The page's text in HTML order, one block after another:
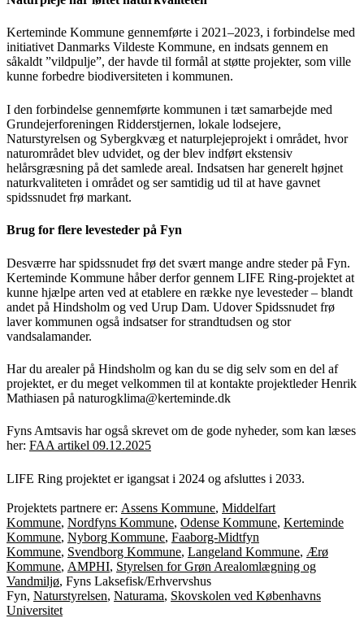
Kerteminde Kommune gennemførte i 2021–2023, i forbindelse med
initiativet Danmarks Vildeste Kommune, en indsats gennem en
såkaldt ”vildpulje”, der havde til formål at støtte projekter, som ville
kunne forbedre biodiversiteten i kommunen.
I den forbindelse gennemførte kommunen i tæt samarbejde med
Grundejerforeningen Ridderstjernen, lokale lodsejere,
Naturstyrelsen og Sybergkvæg et naturplejeprojekt i området, hvor
naturområdet blev udvidet, og der blev indført ekstensiv
helårsgræsning på det samlede areal. Indsatsen har generelt højnet
naturkvaliteten i området og ser samtidig ud til at have gavnet
spidssnudet frø markant.
Brug for flere levesteder på Fyn
Desværre har spidssnudet frø det svært mange andre steder på Fyn.
Kerteminde Kommune håber derfor gennem LIFE Ring-projektet at
kunne hjælpe arten ved at etablere en række nye levesteder – blandt
andet på Hindsholm og ved Urup Dam. Udover Spidssnudet frø
laver kommunen også indsatser for strandtudsen og stor
vandsalamander.
Har du arealer på Hindsholm og kan du se dig selv som en del af
projektet, er du meget velkommen til at kontakte projektleder Henrik
Mathiasen på naturogklima@kerteminde.dk
Fyns Amtsavis har også skrevet om de gode nyheder, som kan læses
her: FAA artikel 09.12.2025
LIFE Ring projektet er igangsat i 2024 og afsluttes i 2033.
Projektets partnere er: Assens Kommune, Middelfart
Kommune, Nordfyns Kommune, Odense Kommune, Kerteminde
Kommune, Nyborg Kommune, Faaborg-Midtfyn
Kommune, Svendborg Kommune, Langeland Kommune, Ærø
Kommune, AMPHI, Styrelsen for Grøn Arealomlægning og
Vandmiljø, Fyns Laksefisk/Erhvervshus
Fyn, Naturstyrelsen, Naturama, Skovskolen ved Københavns
Universitet